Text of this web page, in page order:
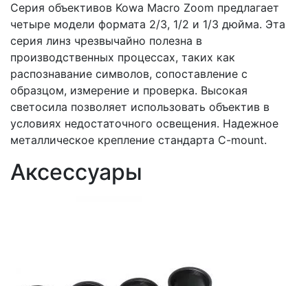
Серия объективов Kowa Macro Zoom предлагает
четыре модели формата 2/3, 1/2 и 1/3 дюйма. Эта
серия линз чрезвычайно полезна в
производственных процессах, таких как
распознавание символов, сопоставление с
образцом, измерение и проверка. Высокая
светосила позволяет использовать объектив в
условиях недостаточного освещения. Надежное
металлическое крепление стандарта C-mount.
Аксессуары